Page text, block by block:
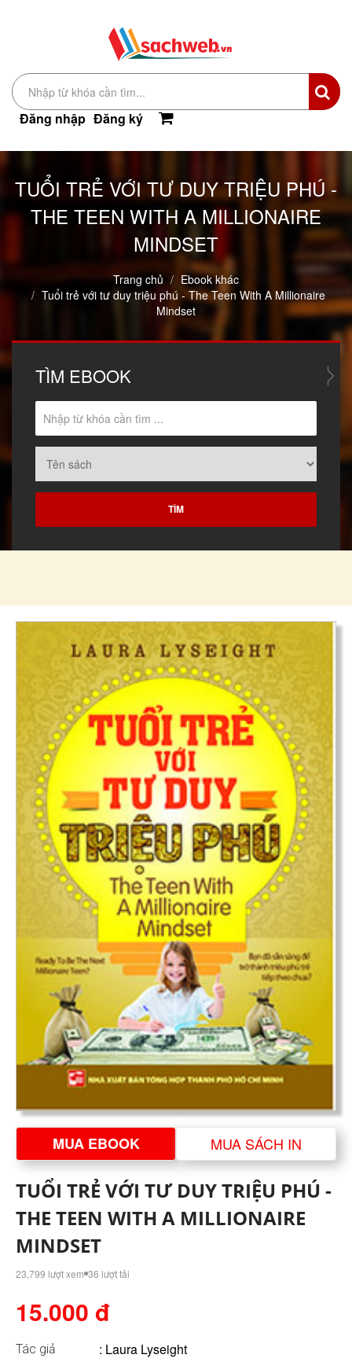
Đăng nhập Đăng ký
TUỔI TRẺ VỚI TƯ DUY TRIỆU PHÚ -
THE TEEN WITH A MILLIONAIRE
MINDSET
Trang chủ
Ebook khác
Tuổi trẻ với tư duy triệu phú - The Teen With A Millionaire
Mindset
TÌM EBOOK
MUA EBOOK MUA SÁCH IN
TUỔI TRẺ VỚI TƯ DUY TRIỆU PHÚ -
THE TEEN WITH A MILLIONAIRE
MINDSET
23,799 lượt xem 36 lượt tải
15.000 đ
Tác giả : Laura Lyseight